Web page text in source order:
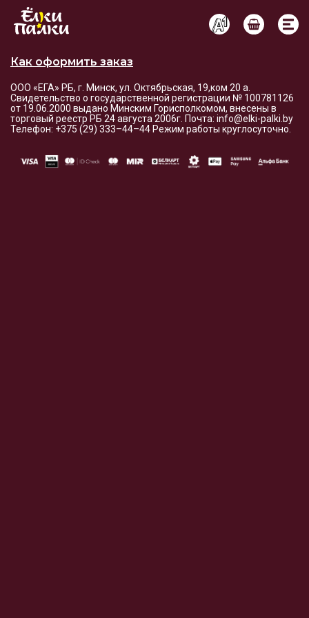
Условия оплаты и доставки
Как оформить заказ
ООО «ЕГА» РБ, г. Минск, ул. Октябрьская, 19,ком 20 а.
Свидетельство о государственной регистрации № 100781126
от 19.06.2000 выдано Минским Горисполкомом, внесены в
торговый реестр РБ 24 августа 2006г. Почта: info@elki-palki.by
Телефон: +375 (29) 333–44–44 Режим работы круглосуточно.